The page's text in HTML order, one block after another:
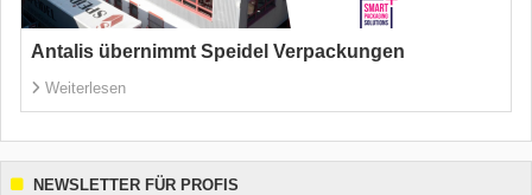
Antalis übernimmt Speidel Verpackungen
Weiterlesen
NEWSLETTER FÜR PROFIS